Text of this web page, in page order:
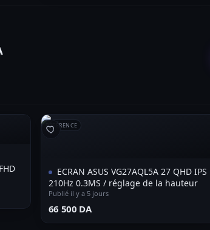
RÉFÉRENCE
ECRAN ASUS VG27AQL5A 27 QHD IPS
210Hz 0.3MS / réglage de la hauteur
Publié il y a 5 jours
⁦66 500 DA⁩